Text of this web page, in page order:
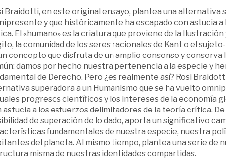
Braidotti, en este original ensayo, plantea una alternativa
y que históricamente ha escapado con astucia
El «humano» es la criatura que proviene de la
la comunidad de los seres racionales de Kant o el
concepto que disfruta de un amplio consenso y
damos por hecho nuestra pertenencia a la especie y
de Derecho. Pero ¿es realmente así? Rosi
superadora a un Humanismo que se ha vuelto
progresos científicos y los intereses de la economía
astucia a los esfuerzos delimitadores de la teoría crítica.
de superación de lo dado, aporta un significativo
fundamentales de nuestra especie, nuestra
del planeta. Al mismo tiempo, plantea una serie de
misma de nuestras identidades compartidas.